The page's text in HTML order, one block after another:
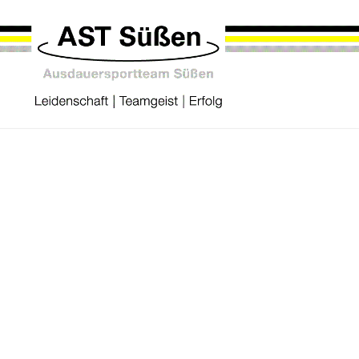
2023
Podiumsplätze in Pfungstadt, Fellbach